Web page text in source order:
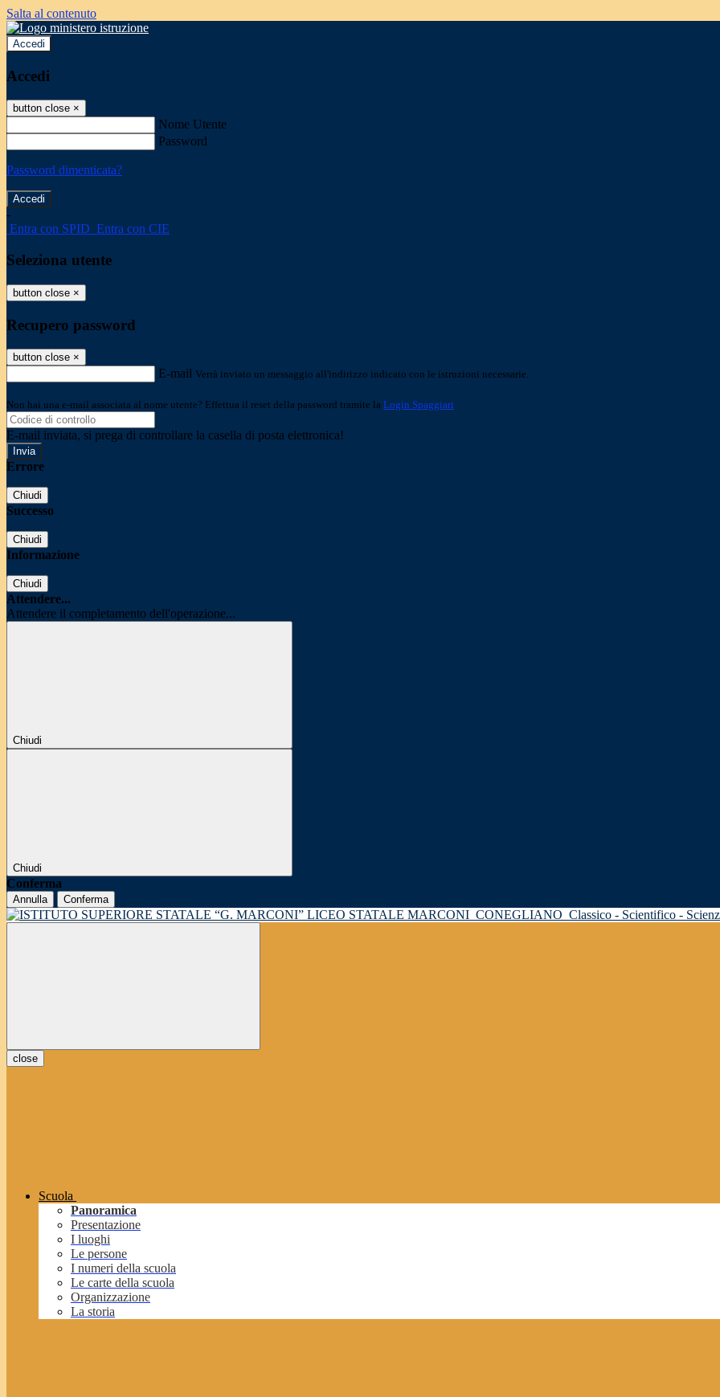
Salta al contenuto
Accedi
Accedi
button close ×
Nome Utente
Password
Password dimenticata?
-
Entra con SPID Entra con CIE
Seleziona utente
button close ×
Recupero password
button close ×
E-mail Verrà inviato un messaggio all'indirizzo indicato con le istruzioni necessarie.
Non hai una e-mail associata al nome utente? Effettua il reset della password tramite la Login Spaggiari
E-mail inviata, si prega di controllare la casella di posta elettronica!
Errore
Chiudi
Successo
Chiudi
Informazione
Chiudi
Attendere...
Attendere il completamento dell'operazione...
Chiudi
Chiudi
Conferma
Annulla Conferma
LICEO STATALE MARCONI CONEGLIANO Classico - Scientifico -
close
Scuola
Panoramica
Presentazione
I luoghi
Le persone
I numeri della scuola
Le carte della scuola
Organizzazione
La storia